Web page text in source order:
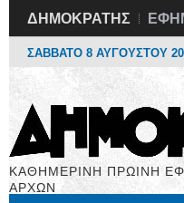
ΔΗΜΟΚΡΑΤΗΣ
ΣΑΒΒΑΤΟ 8 ΑΥΓΟΥΣΤΟΥ
ΚΑΘΗΜΕΡΙΝΗ ΠΡΩΙΝΗ
ΑΡΧΩΝ